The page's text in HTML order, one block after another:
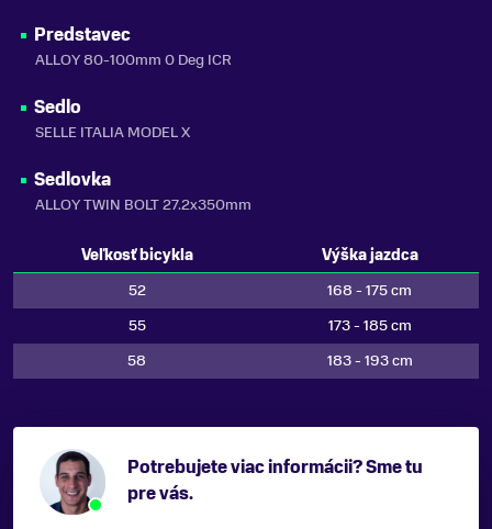
Predstavec
ALLOY 80-100mm 0 Deg ICR
Sedlo
SELLE ITALIA MODEL X
Sedlovka
ALLOY TWIN BOLT 27.2x350mm
Veľkosť bicykla
Výška jazdca
52
168 - 175 cm
55
173 - 185 cm
58
183 - 193 cm
Potrebujete viac informácii? Sme tu
pre vás.